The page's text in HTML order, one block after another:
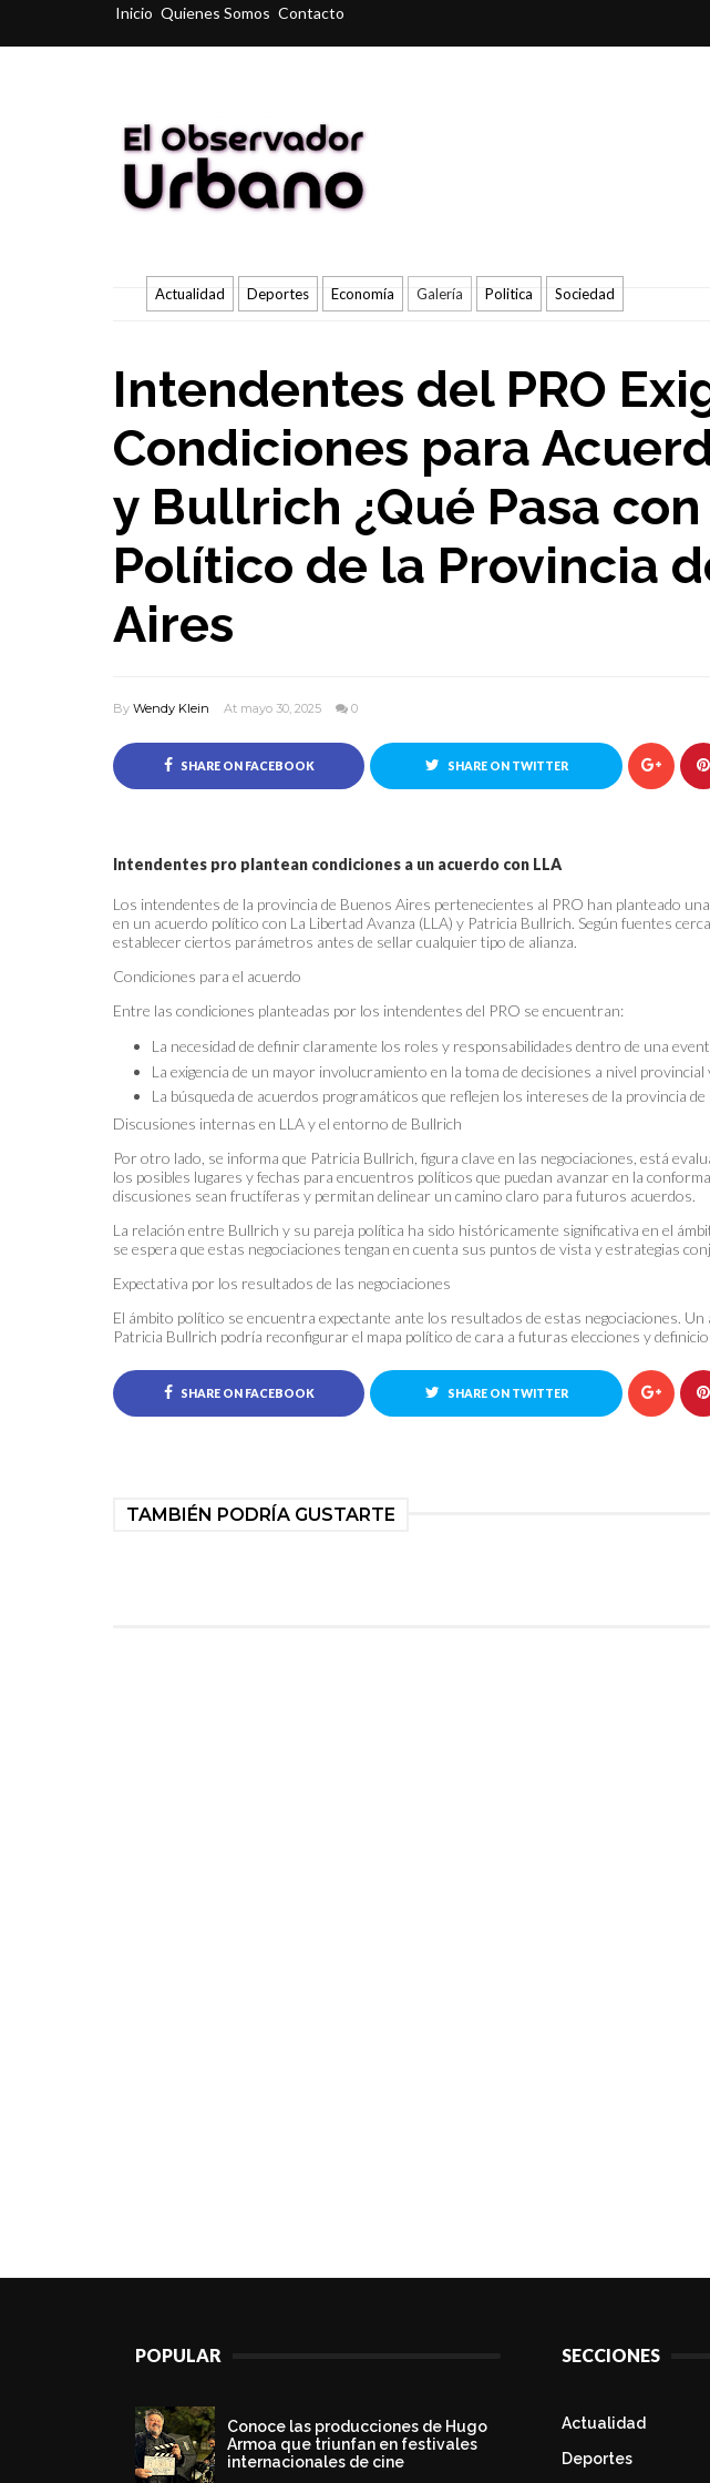
Inicio Quienes Somos Contacto
Actualidad Deportes Economía Galería Politica Sociedad
Intendentes del PRO
Condiciones para
y Bullrich ¿Qué Pasa
Político de la Provincia
Aires
By Wendy Klein At mayo 30, 2025 0
SHARE ON FACEBOOK SHARE ON TWITTER
Intendentes pro plantean condiciones a un acuerdo con LLA
Los intendentes de la provincia de Buenos Aires pertenecientes al PRO han planteado
en un acuerdo político con La Libertad Avanza (LLA) y Patricia Bullrich. Según fuentes
establecer ciertos parámetros antes de sellar cualquier tipo de alianza.
Condiciones para el acuerdo
Entre las condiciones planteadas por los intendentes del PRO se encuentran:
La necesidad de definir claramente los roles y responsabilidades dentro de una
La exigencia de un mayor involucramiento en la toma de decisiones a nivel provincial
La búsqueda de acuerdos programáticos que reflejen los intereses de la provincia
Discusiones internas en LLA y el entorno de Bullrich
Por otro lado, se informa que Patricia Bullrich, figura clave en las negociaciones, está
los posibles lugares y fechas para encuentros políticos que puedan avanzar en la
discusiones sean fructíferas y permitan delinear un camino claro para futuros acuerdos.
La relación entre Bullrich y su pareja política ha sido históricamente significativa en el
se espera que estas negociaciones tengan en cuenta sus puntos de vista y estrategias
Expectativa por los resultados de las negociaciones
El ámbito político se encuentra expectante ante los resultados de estas negociaciones.
Patricia Bullrich podría reconfigurar el mapa político de cara a futuras elecciones y
SHARE ON FACEBOOK SHARE ON TWITTER
TAMBIÉN PODRÍA GUSTARTE
POPULAR
Conoce las producciones de Hugo
Armoa que triunfan en festivales
internacionales de cine
SECCIONES
Actualidad
Deportes